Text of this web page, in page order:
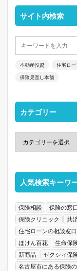
サイト内検索
不動産投資 住宅ロー
保険見直し本舗
カテゴリー
人気検索キーワ
保険相談 保険の窓口
保険クリニック
共
住宅ローンの相談窓口
ほけん百花
生命保
新商品
ゼクシィ保
名古屋市にある保険